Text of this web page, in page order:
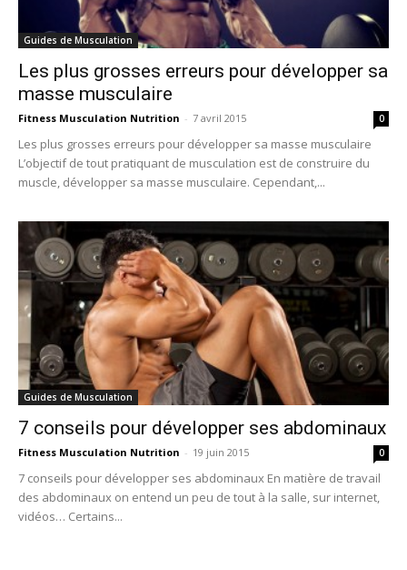
Guides de Musculation
Les plus grosses erreurs pour développer sa
masse musculaire
Fitness Musculation Nutrition - 7 avril 2015 0
Les plus grosses erreurs pour développer sa masse musculaire
L’objectif de tout pratiquant de musculation est de construire du
muscle, développer sa masse musculaire. Cependant,...
Guides de Musculation
7 conseils pour développer ses abdominaux
Fitness Musculation Nutrition - 19 juin 2015 0
7 conseils pour développer ses abdominaux En matière de travail
des abdominaux on entend un peu de tout à la salle, sur internet,
vidéos… Certains...